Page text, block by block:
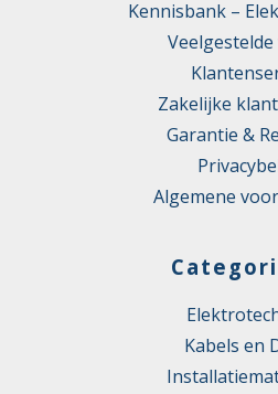
Kennisbank –
Zakelijke
Garantie &
Algemene
Kabels en